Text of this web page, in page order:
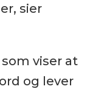
sier
viser at
og lever